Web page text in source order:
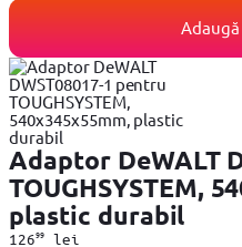
Adaptor DeWALT
TOUGHSYSTEM,
plastic durabil
12699lei